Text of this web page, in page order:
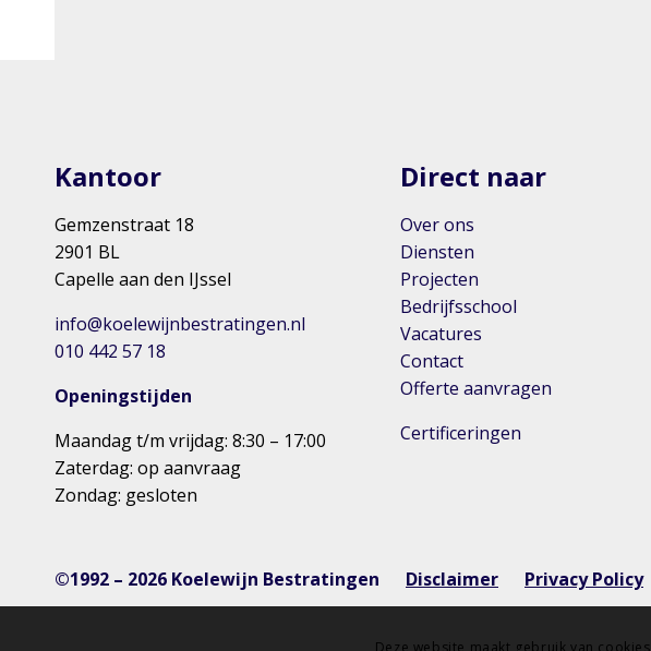
Kantoor
Gemzenstraat 18
2901 BL
Capelle aan den IJssel
info@koelewijnbestratingen.nl
010 442 57 18
Openingstijden
Maandag t/m vrijdag: 8:30 – 17:00
Zaterdag: op aanvraag
Zondag: gesloten
Direct naar
Over ons
Diensten
Projecten
Bedrijfsschool
Vacatures
Contact
Offerte aanvragen
Certificeringen
©1992 – 2026 Koelewijn Bestratingen Disclaimer Privacy Policy
Deze website maakt gebruik van cookies.